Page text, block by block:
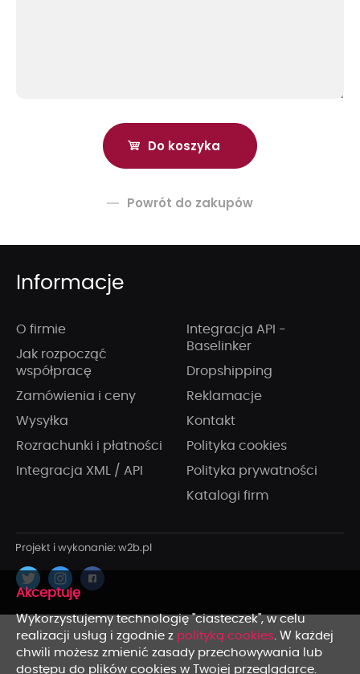
Powrót do zakupów
Informacje
O firmie
Jak rozpocząć
współpracę
Zamówienia i ceny
Wysyłka
Rozrachunki i płatności
Integracja XML / API
Integracja API -
Baselinker
Dropshipping
Reklamacje
Kontakt
Polityka cookies
Polityka prywatności
Katalogi firm
x
Wykorzystujemy technologię "ciasteczek", w celu
realizacji usług i zgodnie z polityką cookies. W każdej
chwili możesz zmienić zasady przechowywania lub
dostępu do plików cookies w Twojej przeglądarce.